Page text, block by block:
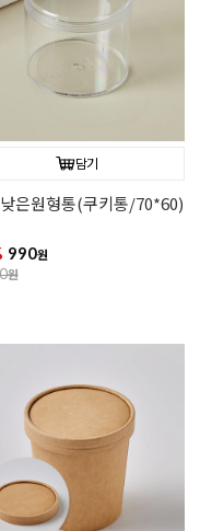
담기
은원형통(쿠키통/70*60)
990원
원